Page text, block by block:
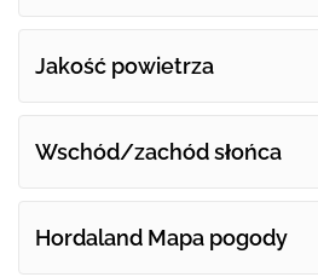
Jakość powietrza
Wschód/zachód słońca
Hordaland Mapa pogody